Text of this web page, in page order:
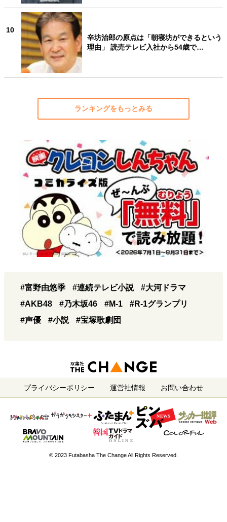
10
辛坊治郎の原点は「朝寝坊ができるという
理由」 読売テレビ入社から54歳で…
ランキングをもっとみる
#富野由悠季 #連続テレビ小説
#大河ドラマ
#AKB48
#乃木坂46 #M-1
#R-1グランプリ
#声優
#小説 #宝塚歌劇団
プライバシーポリシー 運営社情報 お問い合わせ
© 2023 Futabasha The Change All Rights Reserved.